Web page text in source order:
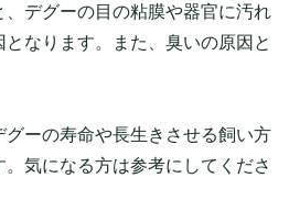
デグーの目の粘膜や器官に汚れ
なります。また、臭いの原因と
グーの寿命や長生きさせる飼い方
気になる方は参考にしてくださ